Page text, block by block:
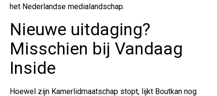
het Nederlandse medialandschap.
Nieuwe uitdaging?
Misschien bij Vandaag
Inside
Hoewel zijn Kamerlidmaatschap stopt, lijkt Boutkan nog